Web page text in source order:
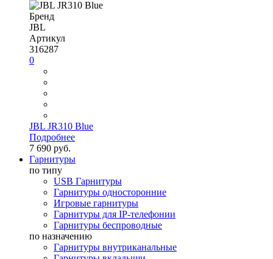
Бренд
JBL
Артикул
316287
0
JBL JR310 Blue
Подробнее
7 690 руб.
Гарнитуры
по типу
USB Гарнитуры
Гарнитуры односторонние
Игровые гарнитуры
Гарнитуры для IP-телефонии
Гарнитуры беспроводные
по назначению
Гарнитуры внутриканальные